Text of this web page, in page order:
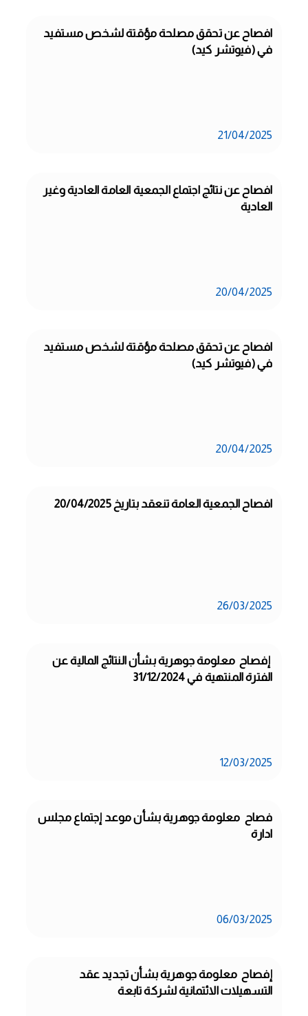
في (فيوتشر كيد)
21/04/2025
العادية
20/04/2025
في (فيوتشر كيد)
20/04/2025
افصاح الجمعية العامة تنعقد بتاريخ 20/04/2025
26/03/2025
الفترة المنتهية في 31/12/2024
12/03/2025
ادارة
06/03/2025
التسهيلات الائتمانية لشركة تابعة